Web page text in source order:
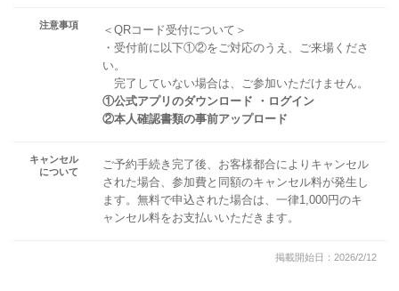
注意事項
＜QRコード受付について＞
・受付前に以下①②をご対応のうえ、ご来場くださ
い。
完了していない場合は、ご参加いただけません。
①公式アプリのダウンロード ・ログイン
②本人確認書類の事前アップロード
キャンセル
について
ご予約手続き完了後、お客様都合によりキャンセル
された場合、参加費と同額のキャンセル料が発生し
ます。無料で申込された場合は、一律1,000円のキ
ャンセル料をお支払いいただきます。
掲載開始日：2026/2/12